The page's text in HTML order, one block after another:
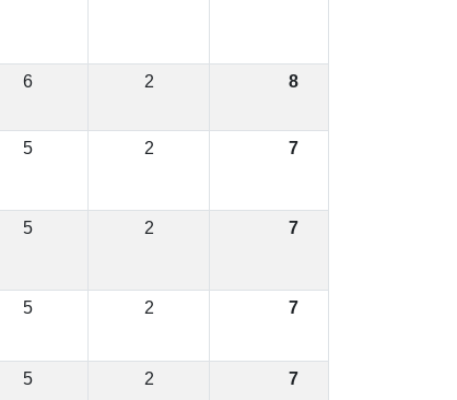
6 2 8
5 2 7
5 2 7
5 2 7
5 2 7